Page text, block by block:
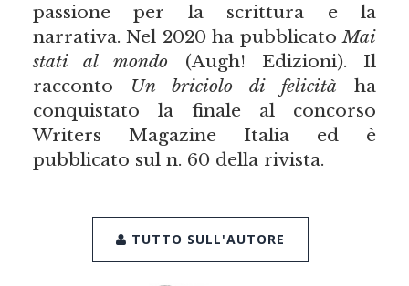
passione per la scrittura e la
narrativa. Nel 2020 ha pubblicatoMai
stati al mondo (Augh! Edizioni). Il
racconto Un briciolo di felicità ha
conquistato la finale al concorso
Writers Magazine Italia ed è
pubblicato sul n. 60 della rivista.
TUTTO SULL'AUTORE